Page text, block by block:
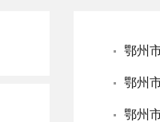
鄂州
鄂州
鄂州